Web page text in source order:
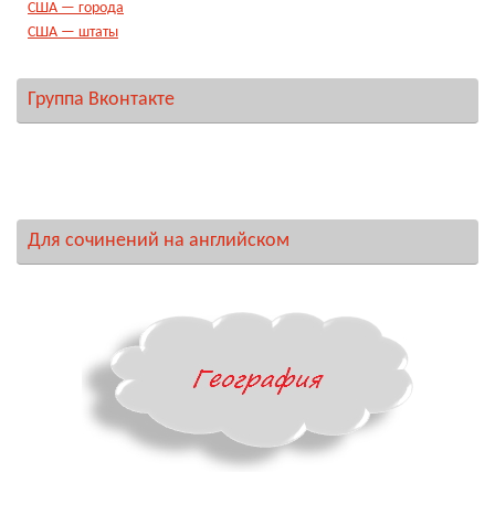
США — города
США — штаты
Группа Вконтакте
Для сочинений на английском